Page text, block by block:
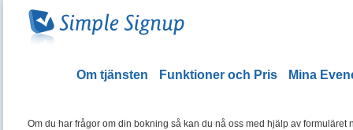
Om tjänsten Funktioner och Pris Mina
Om du har frågor om din bokning så kan du nå oss med hjälp av formuläret